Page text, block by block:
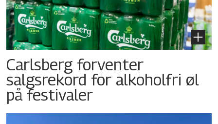
Carlsberg forventer
salgsrekord for alkoholfri øl
på festivaler